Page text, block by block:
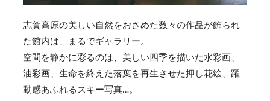
志賀高原の美しい自然をおさめた数々の作品が飾られ
た館内は、まるでギャラリー。
空間を静かに彩るのは、美しい四季を描いた水彩画、
油彩画、生命を終えた落葉を再生させた押し花絵、躍
動感あふれるスキー写真…。